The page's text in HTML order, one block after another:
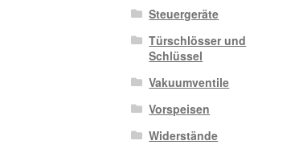
Steuergeräte
Türschlösser und
Schlüssel
Vakuumventile
Vorspeisen
Widerstände